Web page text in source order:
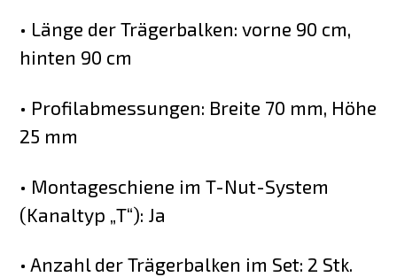
• Länge der Trägerbalken: vorne 90 cm,
hinten 90 cm
• Profilabmessungen: Breite 70 mm, Höhe
25 mm
• Montageschiene im T-Nut-System
(Kanaltyp „T“): Ja
• Anzahl der Trägerbalken im Set: 2 Stk.